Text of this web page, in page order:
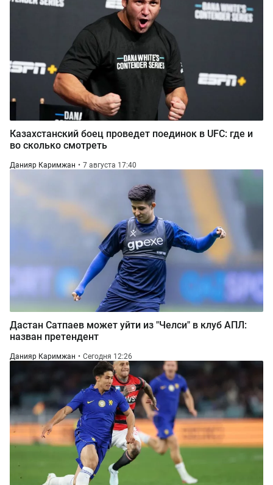
Казахстанский боец проведет поединок в UFC: где и
во сколько смотреть
Данияр Каримжан 7 августа 17:40
Дастан Сатпаев может уйти из "Челси" в клуб АПЛ:
назван претендент
Данияр Каримжан Сегодня 12:26